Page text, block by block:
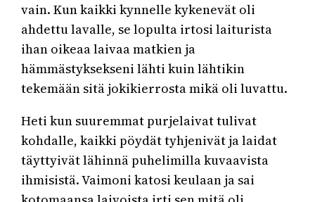
vain. Kun kaikki kynnelle kykenevät oli
ahdettu lavalle, se lopulta irtosi laiturista
ihan oikeaa laivaa matkien ja
hämmästyksekseni lähti kuin lähtikin
tekemään sitä jokikierrosta mikä oli luvattu.
Heti kun suuremmat purjelaivat tulivat
kohdalle, kaikki pöydät tyhjenivät ja laidat
täyttyivät lähinnä puhelimilla kuvaavista
ihmisistä. Vaimoni katosi keulaan ja sai